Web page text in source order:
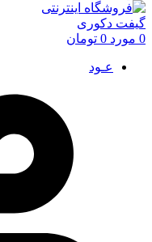
0 مورد 0 تومان
عـود